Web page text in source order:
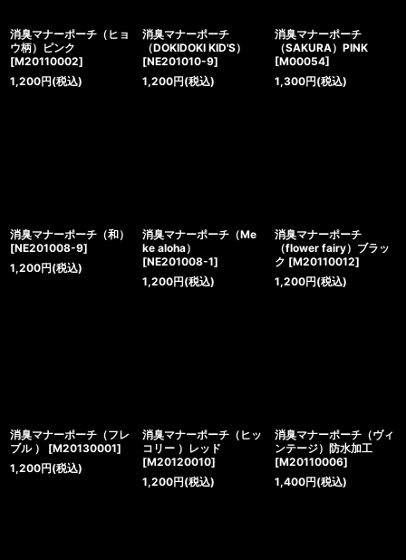
消臭マナーポーチ（ヒョ
ウ柄）ピンク
[M20110002]
1,200円(税込)
消臭マナーポーチ
（DOKIDOKI KID'S）
[NE201010-9]
1,200円(税込)
消臭マナーポーチ
（SAKURA）PINK
[M00054]
1,300円(税込)
消臭マナーポーチ（和）
[NE201008-9]
1,200円(税込)
消臭マナーポーチ（Me
ke aloha）
[NE201008-1]
1,200円(税込)
消臭マナーポーチ
（flower fairy）ブラッ
ク [M20110012]
1,200円(税込)
消臭マナーポーチ（フレ
ブル ）
[M20130001]
1,200円(税込)
消臭マナーポーチ（ヒッ
コリー ）レッド
[M20120010]
1,200円(税込)
消臭マナーポーチ（ヴィ
ンテージ）防水加工
[M20110006]
1,400円(税込)